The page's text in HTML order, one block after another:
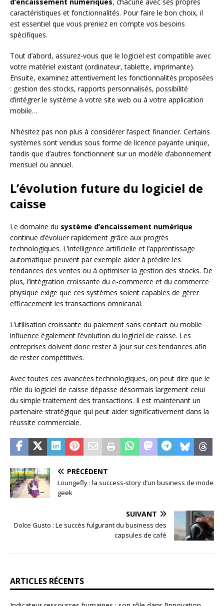
caractéristiques et fonctionnalités. Pour faire le bon choix, il
est essentiel que vous preniez en compte vos besoins
spécifiques.
Tout d’abord, assurez-vous que le logiciel est compatible avec
votre matériel existant (ordinateur, tablette, imprimante).
Ensuite, examinez attentivement les fonctionnalités proposées
: gestion des stocks, rapports personnalisés, possibilité
d’intégrer le système à votre site web ou à votre application
mobile…
N’hésitez pas non plus à considérer l’aspect financier. Certains
systèmes sont vendus sous forme de licence payante unique,
tandis que d’autres fonctionnent sur un modèle d’abonnement
mensuel ou annuel.
L’évolution future du logiciel de
caisse
Le domaine du système d’encaissement numérique
continue d’évoluer rapidement grâce aux progrès
technologiques. L’intelligence artificielle et l’apprentissage
automatique peuvent par exemple aider à prédire les
tendances des ventes ou à optimiser la gestion des stocks. De
plus, l’intégration croissante du e-commerce et du commerce
physique exige que ces systèmes soient capables de gérer
efficacement les transactions omnicanal.
L’utilisation croissante du paiement sans contact ou mobile
influence également l’évolution du logiciel de caisse. Les
entreprises doivent donc rester à jour sur ces tendances afin
de rester compétitives.
Avec toutes ces avancées technologiques, on peut dire que le
rôle du logiciel de caisse dépasse désormais largement celui
du simple traitement des transactions. Il est maintenant un
partenaire stratégique qui peut aider significativement dans la
réussite commerciale.
PRÉCÉDENT
Loungefly : la success-story d’un business de mode
geek
SUIVANT
Dolce Gusto : Le succès fulgurant du business des
capsules de café
ARTICLES RÉCENTS